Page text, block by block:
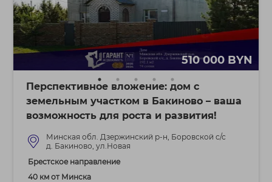
510 000 BYN
Перспективное вложение: дом с
земельным участком в Бакиново – ваша
возможность для роста и развития!
Минская обл. Дзержинский р-н, Боровской с/с
д. Бакиново, ул.Новая
Брестское направление
40 км от Минска